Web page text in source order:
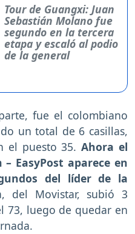
Tour de Guangxi: Juan
Sebastián Molano fue
segundo en la tercera
etapa y escaló al podio
de la general
fue el colombiano
un total de 6 casillas,
el puesto 35.Ahora el
EasyPost aparece en
del líder de la
del Movistar, subió 3
73, luego de quedar en